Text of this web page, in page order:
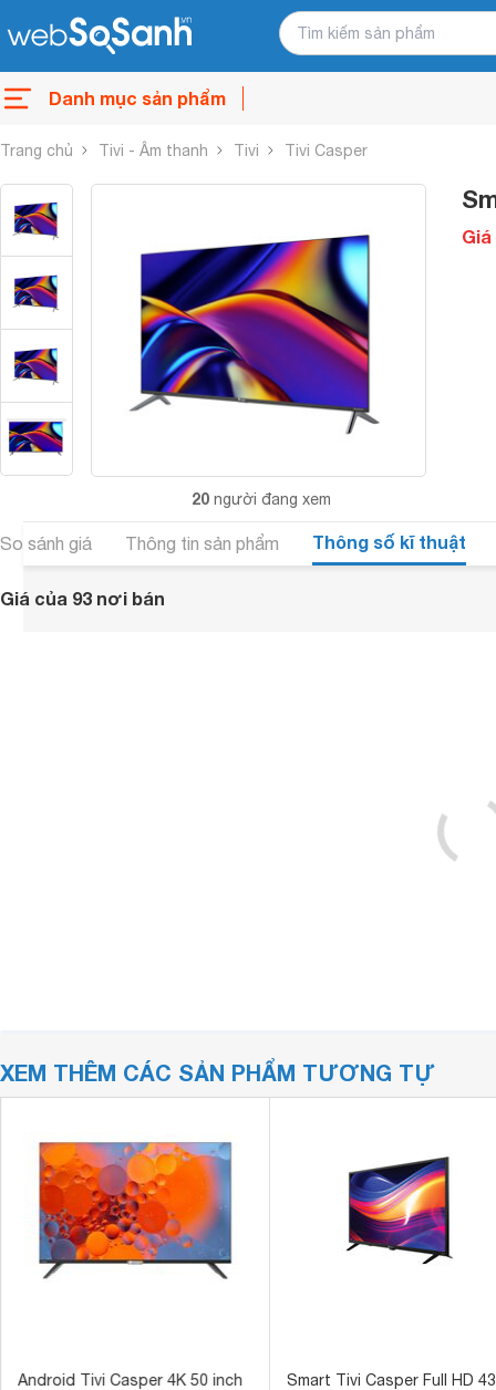
Danh mục sản phẩm
Trang chủ Tivi - Âm thanh Tivi Tivi Casper
20 người đang xem
Giá
So sánh giá Thông tin sản phẩm Thông số kĩ thuật
Giá của 93 nơi bán
XEM THÊM CÁC SẢN PHẨM TƯƠNG TỰ
Android Tivi Casper 4K 50 inch
Smart Tivi Casper Full HD 43